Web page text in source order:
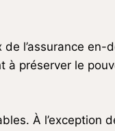
l’assurance en-
préserver le
À l’exception